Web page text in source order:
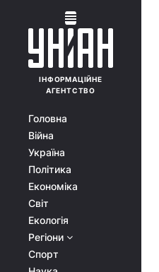
ІНФОРМАЦІЙНЕ
АГЕНТСТВО
Головна
Війна
Україна
Політика
Економіка
Світ
Екологія
Регіони
Спорт